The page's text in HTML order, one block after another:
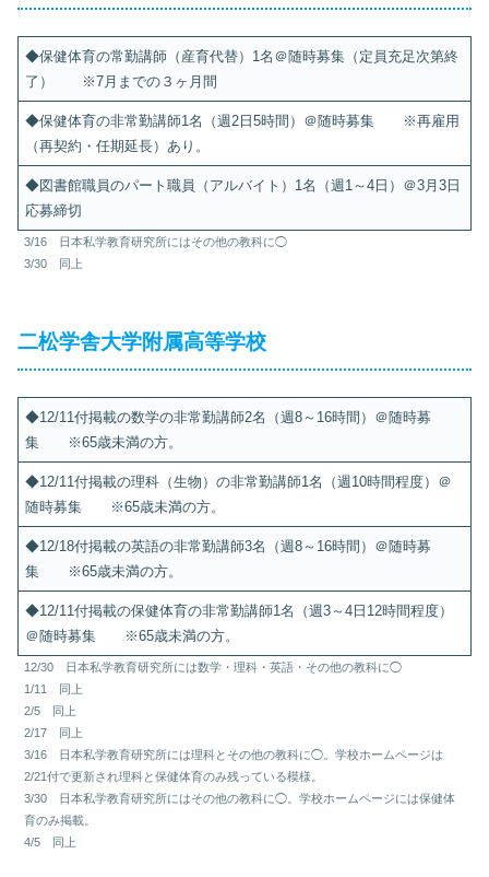
◆保健体育の常勤講師（産育代替）1名＠随時募集（定員充足次第終
了） ※7月までの３ヶ月間
◆保健体育の非常勤講師1名（週2日5時間）＠随時募集 ※再雇用
（再契約・任期延長）あり。
◆図書館職員のパート職員（アルバイト）1名（週1～4日）＠3月3日
応募締切
3/16 日本私学教育研究所にはその他の教科に◯
3/30 同上
二松学舎大学附属高等学校
◆12/11付掲載の数学の非常勤講師2名（週8～16時間）＠随時募
集 ※65歳未満の方。
◆12/11付掲載の理科（生物）の非常勤講師1名（週10時間程度）＠
随時募集 ※65歳未満の方。
◆12/18付掲載の英語の非常勤講師3名（週8～16時間）＠随時募
集 ※65歳未満の方。
◆12/11付掲載の保健体育の非常勤講師1名（週3～4日12時間程度）
＠随時募集 ※65歳未満の方。
12/30 日本私学教育研究所には数学・理科・英語・その他の教科に◯
1/11 同上
2/5 同上
2/17 同上
3/16 日本私学教育研究所には理科とその他の教科に◯。学校ホームページは
2/21付で更新され理科と保健体育のみ残っている模様。
3/30 日本私学教育研究所にはその他の教科に◯。学校ホームページには保健体
育のみ掲載。
4/5 同上